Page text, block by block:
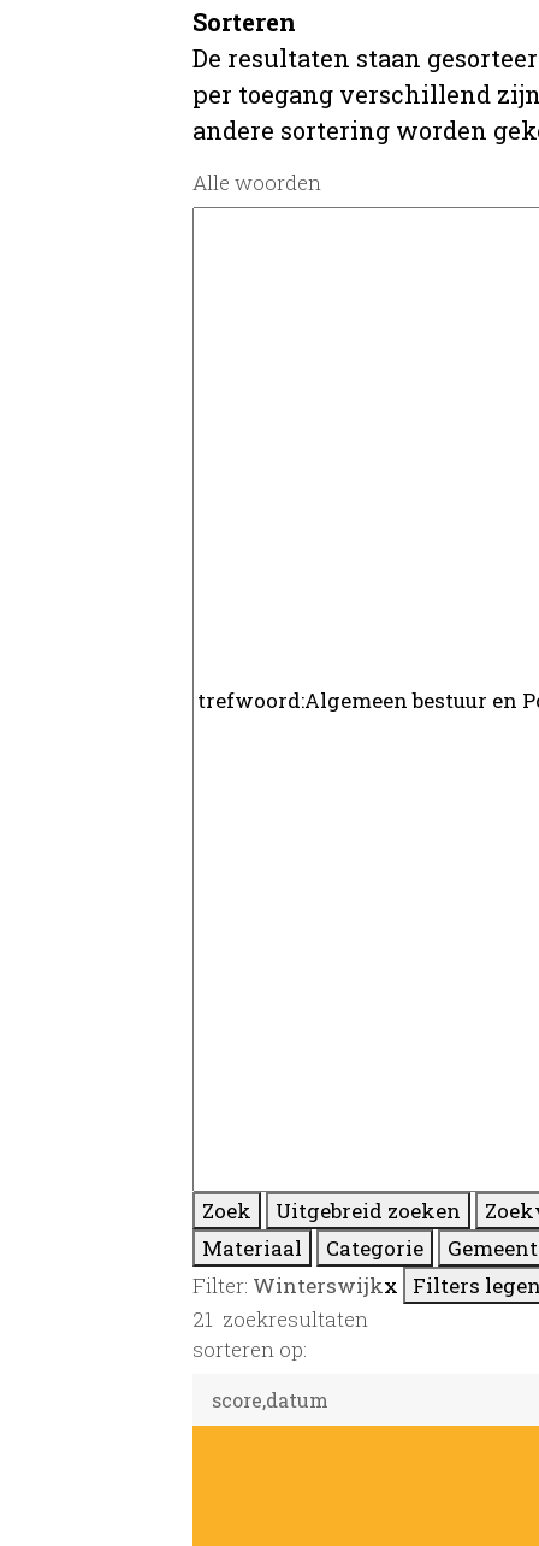
Sorteren
De resultaten staan
per toegang verschillend
andere sortering worden
Alle woorden
Zoek Uitgebreid zoeken
Materiaal
Categorie
Filter: Winterswijkx
Filters
21 zoekresultaten
sorteren op: